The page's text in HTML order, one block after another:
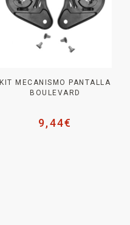
KIT MECANISMO PANTALLA
BOULEVARD
9,44€